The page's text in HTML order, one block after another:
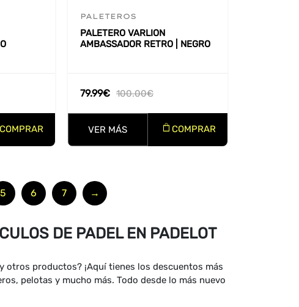
COMPRAR
PALETEROS
PALETERO VARLION
AMBASSADOR RETRO | NEGRO
100.00€
79.99€
VER MÁS COMPRAR
5 6 7 →
DE PADEL EN PADELOT
otros productos? ¡Aquí tienes los descuentos más
pelotas y mucho más. Todo desde lo más nuevo